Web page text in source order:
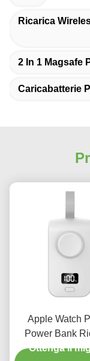
Ricarica
2 In 1 Magsafe
Caricabatterie
Apple Watch
Power Bank
wireless
Ottenga il